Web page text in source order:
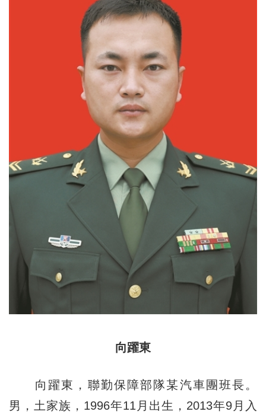
向躍東
向躍東，聯勤保障部隊某汽車團班長。
男，土家族，1996年11月出生，2013年9月入